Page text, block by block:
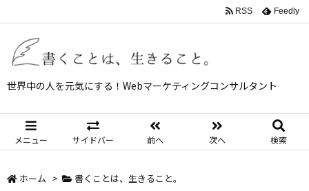
世界中の人を元気にする！Webマーケティングコンサルタント
メニュー サイドバー 前へ 次へ 検索
RSS Feedly
ホーム > 書くことは、生きること。